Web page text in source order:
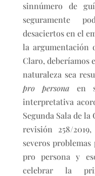
sinnúmero de
seguramente
desaciertos en el
la argumentación
Claro, deberíamos
naturaleza sea
pro persona en
interpretativa
Segunda Sala de
revisión 258/
severos
pro persona y
celebrar la